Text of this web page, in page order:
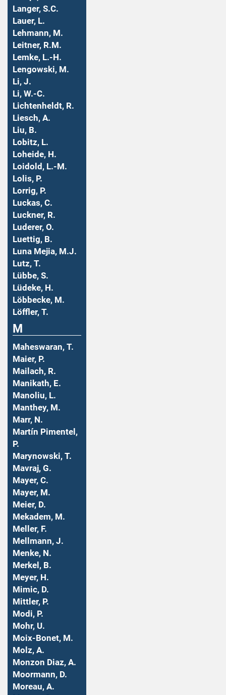
Langer, S.C.
Lauer, L.
Lehmann, M.
Leitner, R.M.
Lemke, L.-H.
Lengowski, M.
Li, J.
Li, W.-C.
Lichtenheldt, R.
Liesch, A.
Liu, B.
Lobitz, L.
Loheide, H.
Loidold, L.-M.
Lolis, P.
Lorrig, P.
Luckas, C.
Luckner, R.
Luderer, O.
Luettig, B.
Luna Mejia, M.J.
Lutz, T.
Lübbe, S.
Lüdeke, H.
Löbbecke, M.
Löffler, T.
M
Maheswaran, T.
Maier, P.
Mailach, R.
Manikath, E.
Manoliu, L.
Manthey, M.
Marr, N.
Martín Pimentel,
P.
Marynowski, T.
Mavraj, G.
Mayer, C.
Mayer, M.
Meier, D.
Mekadem, M.
Meller, F.
Mellmann, J.
Menke, N.
Merkel, B.
Meyer, H.
Mimic, D.
Mittler, P.
Modi, P.
Mohr, U.
Moix-Bonet, M.
Molz, A.
Monzon Diaz, A.
Moormann, D.
Moreau, A.